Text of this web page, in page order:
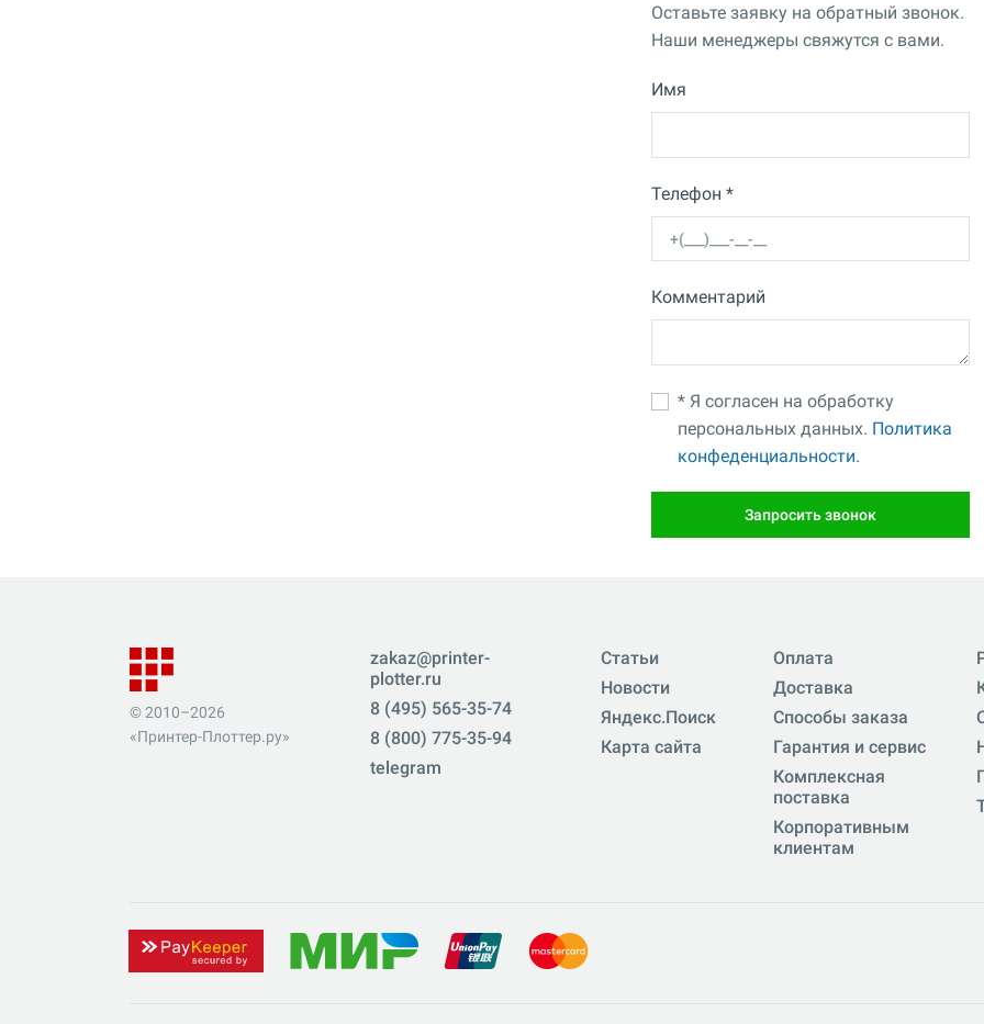
Оставьте заявку на обратный звонок.
Наши менеджеры свяжутся с вами.
Имя
Телефон *
Комментарий
* Я согласен на обработку
персональных данных. Политика
конфеденциальности.
Запросить звонок
© 2010–2026
«Принтер-Плоттер.ру»
zakaz@printer-
plotter.ru
8 (495) 565-35-74
8 (800) 775-35-94
telegram
Статьи
Новости
Яндекс.Поиск
Карта сайта
Оплата
Доставка
Способы заказа
Гарантия и сервис
Комплексная
поставка
Корпоративным
клиентам